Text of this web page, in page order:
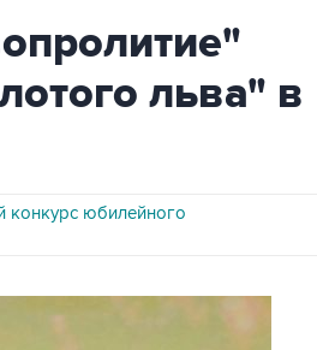
льва" в
конкурс юбилейного